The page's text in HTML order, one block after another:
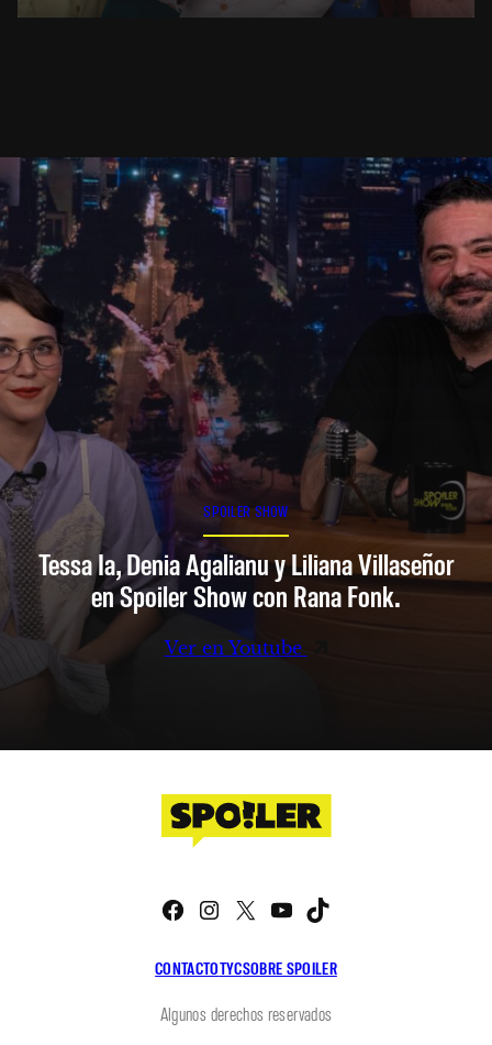
SPOILER SHOW
Tessa Ia, Denia Agalianu y Liliana Villaseñor
en Spoiler Show con Rana Fonk.
Ver en Youtube
CONTACTOTYCSOBRE SPOILER
Facebook
Instagram
X YouTube
Algunos derechos reservados